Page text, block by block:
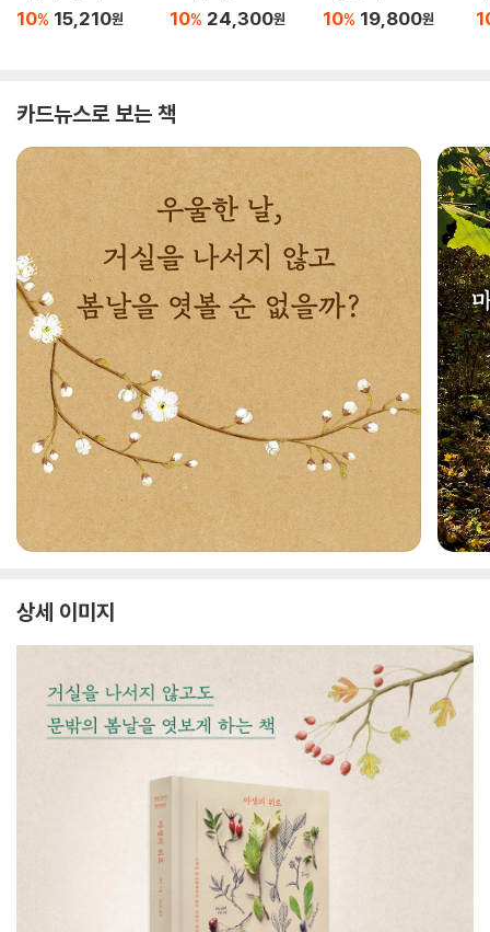
10% 15,210원 10% 24,300원 10% 19,800원
카드뉴스로 보는 책
상세 이미지